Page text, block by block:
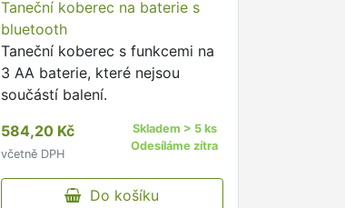
Taneční koberec na baterie s
bluetooth
Taneční koberec s funkcemi na
3 AA baterie, které nejsou
součástí balení.
584,20 Kč
včetně DPH
Skladem > 5 ks
Odesíláme zítra
Do košíku